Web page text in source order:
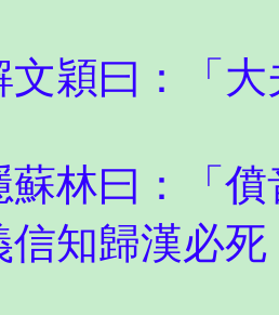
文穎曰：「
蘇林曰：「
信知歸漢必